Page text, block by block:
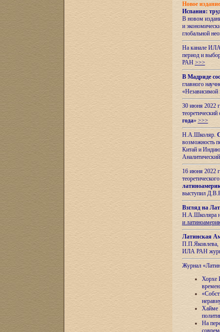
Новое
Испания:
В новом
и
глобальной
На канале
период и
РАН >>>
В Мадриде
главного
«Независимой
30 июня 2022
года» >>>
Н.А.Школяр.
возможность
Китай и
16 июня 2022
выступил
Взгляд на
Н.А.Школяра
и
Латинская
П.П.Яковлева,
ИЛА РАН
Журнал
Хорхе
Хайме
На